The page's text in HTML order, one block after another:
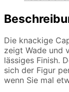
Die knackige
zeigt Wade und
lässiges Finish.
sich der Figur
wenn Sie mal